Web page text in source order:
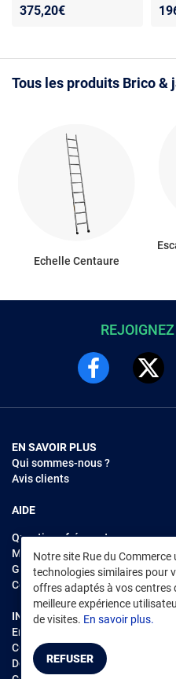
Barreaux arrondis -
375,20€
Tous les produits Brico &
Echelle Centaure
EN SAVOIR PLUS
Qui sommes-nous ?
Avis clients
AIDE
Questions fréquentes
Modes de règlements
Garantie et retours
Contacter Rue du Commerce
INFORMATIONS LÉGALES
Environnement
CGV /CGU Marketplace
Données personnelles
Notre site Rue du
technologies similaires pour
offres adaptés à vos centres
meilleure expérience
de visites. En savoir plus.
REFUSER